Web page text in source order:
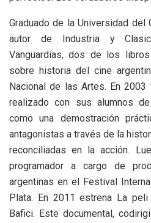
Graduado de la Universidad del
autor de Industria y
Vanguardias, dos de los
sobre historia del cine
Nacional de las Artes. En 2003
realizado con sus alumnos
como una demostración
antagonistas a través de la
reconciliadas en la acción.
programador a cargo de
argentinas en el Festival
Plata. En 2011 estrena La
Bafici. Este documental,